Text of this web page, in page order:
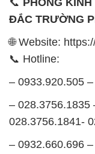
ĐẮC TRƯỜNG
🌐 Website:
📞 Hotline:
– 0933.920.505
– 028.3756.1835
028.3756.1841-
– 0932.660.696